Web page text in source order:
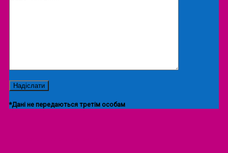
*Дані не передаються третім особам